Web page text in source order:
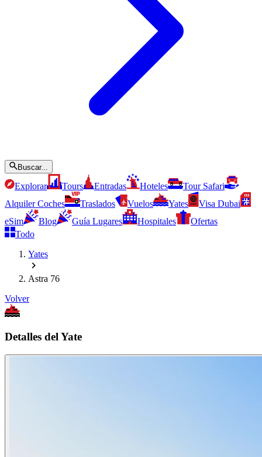
Buscar...
Explorar Tours Entradas Hoteles
Tour Safari
Alquiler Coches
Traslados Vuelos Yates
Visa Dubai
eSim
Blog Guía Lugares Hospitales
Ofertas
Todo
Yates
Astra 76
Volver
Detalles del Yate